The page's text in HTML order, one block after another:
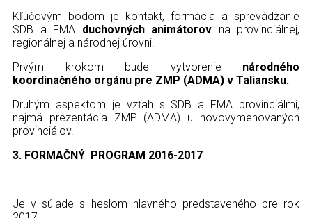
Kľúčovým bodom je kontakt, formácia a sprevádzanie
SDB a FMA duchovných animátorov na provinciálnej,
regionálnej a národnej úrovni.
Prvým krokom bude vytvorenie národného
koordinačného orgánu pre ZMP (ADMA) v Taliansku.
Druhým aspektom je vzťah s SDB a FMA provinciálmi,
najmä prezentácia ZMP (ADMA) u novovymenovaných
provinciálov.
3. FORMAČNÝ PROGRAM 2016-2017
Je v súlade s heslom hlavného predstaveného pre rok